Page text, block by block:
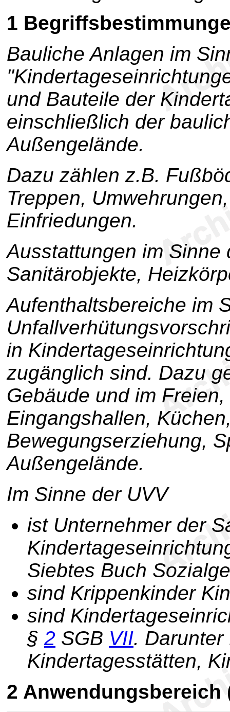
1
Bauliche Anlagen im
und Bauteile der
einschließlich der
Außengelände.
Dazu zählen z.B.
Treppen,
Einfriedungen.
Ausstattungen im Sinne
Sanitärobjekte,
Aufenthaltsbereiche im
in
zugänglich sind. Dazu
Gebäude und im
Eingangshallen,
Bewegungserziehung,
Außengelände.
Im Sinne der UVV
ist Unternehmer der
Siebtes Buch
sind Krippenkinder
sind
§ 2 SGB VII.
Kindertagesstätten,
2 Anwendungsbereich